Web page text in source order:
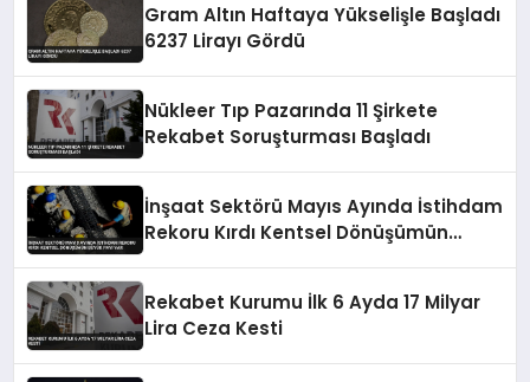
Gram Altın Haftaya Yükselişle Başladı
6237 Lirayı Gördü
Nükleer Tıp Pazarında 11 Şirkete
Rekabet Soruşturması Başladı
İnşaat Sektörü Mayıs Ayında İstihdam
Rekoru Kırdı Kentsel Dönüşümün
Rekabet Kurumu İlk 6 Ayda 17 Milyar
Lira Ceza Kesti